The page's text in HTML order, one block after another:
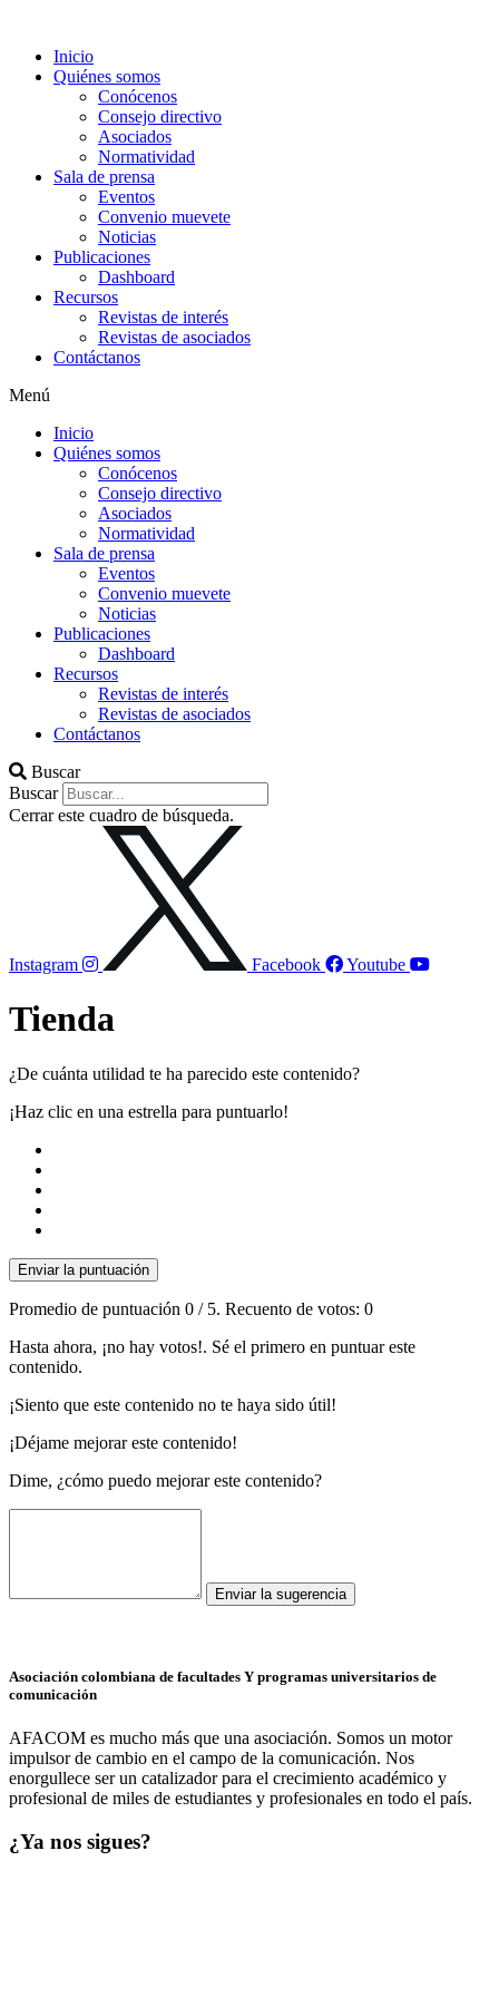
contenido
Inicio
Quiénes somos
Conócenos
Consejo directivo
Asociados
Normatividad
Sala de prensa
Eventos
Convenio muevete
Noticias
Publicaciones
Dashboard
Recursos
Revistas de interés
Revistas de asociados
Contáctanos
Menú
Inicio
Quiénes somos
Conócenos
Consejo directivo
Asociados
Normatividad
Sala de prensa
Eventos
Convenio muevete
Noticias
Publicaciones
Dashboard
Recursos
Revistas de interés
Revistas de asociados
Contáctanos
Buscar
Buscar
Cerrar este cuadro de búsqueda.
Instagram Facebook Youtube
Tienda
¿De cuánta utilidad te ha parecido este contenido?
¡Haz clic en una estrella para puntuarlo!
Enviar la puntuación
Promedio de puntuación 0 / 5. Recuento de votos: 0
Hasta ahora, ¡no hay votos!. Sé el primero en puntuar este
contenido.
¡Siento que este contenido no te haya sido útil!
¡Déjame mejorar este contenido!
Dime, ¿cómo puedo mejorar este contenido?
Enviar la sugerencia
Asociación colombiana de facultades Y programas universitarios de
comunicación
AFACOM es mucho más que una asociación. Somos un motor
impulsor de cambio en el campo de la comunicación. Nos
enorgullece ser un catalizador para el crecimiento académico y
profesional de miles de estudiantes y profesionales en todo el país.
¿Ya nos sigues?